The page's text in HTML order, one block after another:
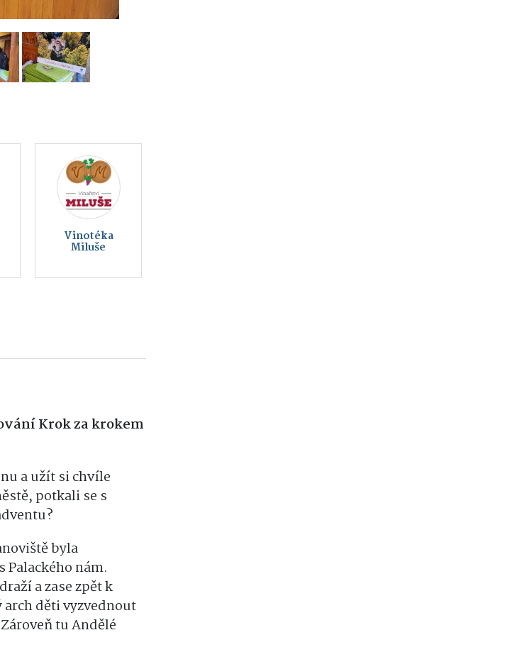
Montessori
Vlašim z. s.
Krokza krokem
a užít si chvíle
potkali se s
byla
nám.
a zase zpět k
děti vyzvednout
tu Andělé